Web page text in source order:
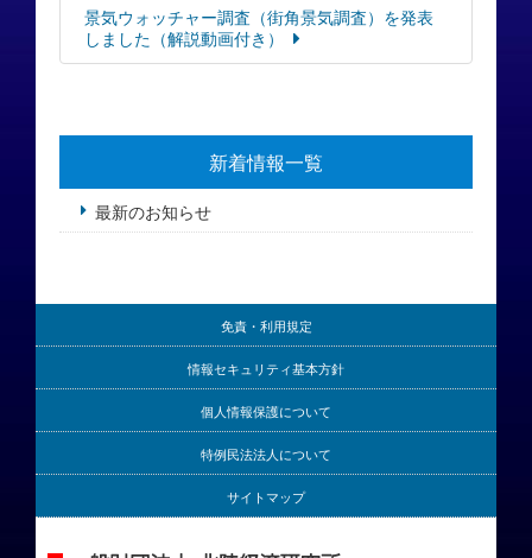
景気ウォッチャー調査（街角景気調査）を発表
しました（解説動画付き）
新着情報一覧
最新のお知らせ
免責・利用規定
情報セキュリティ基本方針
個人情報保護について
特例民法法人について
サイトマップ